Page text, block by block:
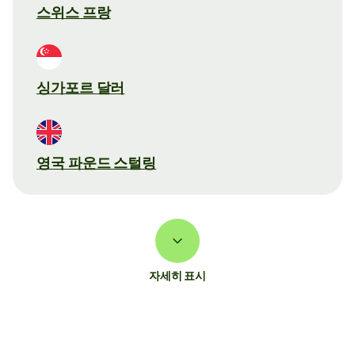
스위스 프랑
싱가포르 달러
영국 파운드 스털링
자세히 표시